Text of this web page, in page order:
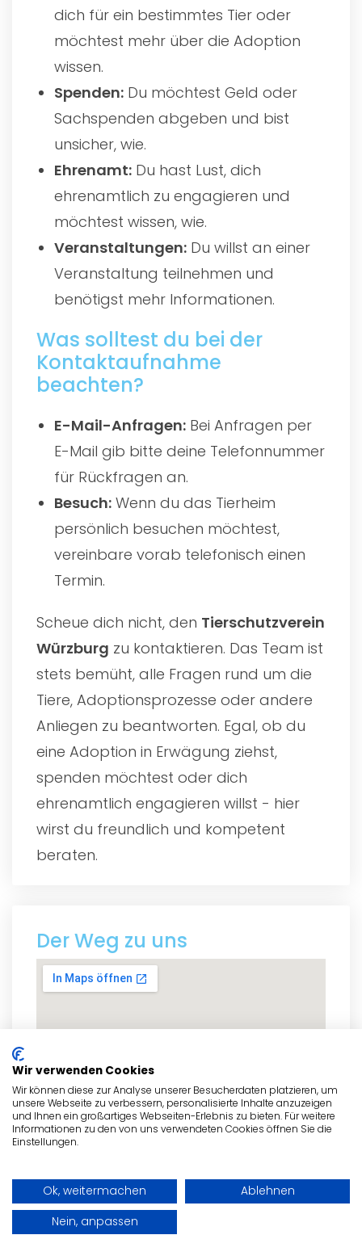
dich für ein bestimmtes Tier oder
möchtest mehr über die Adoption
wissen.
Spenden: Du möchtest Geld oder
Sachspenden abgeben und bist
unsicher, wie.
Ehrenamt: Du hast Lust, dich
ehrenamtlich zu engagieren und
möchtest wissen, wie.
Veranstaltungen: Du willst an einer
Veranstaltung teilnehmen und
benötigst mehr Informationen.
Was solltest du bei der
Kontaktaufnahme
beachten?
E-Mail-Anfragen: Bei Anfragen per
E-Mail gib bitte deine Telefonnummer
für Rückfragen an.
Besuch: Wenn du das Tierheim
persönlich besuchen möchtest,
vereinbare vorab telefonisch einen
Termin.
Scheue dich nicht, den Tierschutzverein
Würzburg zu kontaktieren. Das Team ist
stets bemüht, alle Fragen rund um die
Tiere, Adoptionsprozesse oder andere
Anliegen zu beantworten. Egal, ob du
eine Adoption in Erwägung ziehst,
spenden möchtest oder dich
ehrenamtlich engagieren willst - hier
wirst du freundlich und kompetent
beraten.
Der Weg zu uns
zum Routenplaner
Wir verwenden Cookies
Wir können diese zur Analyse unserer Besucherdaten platzieren, um
unsere Webseite zu verbessern, personalisierte Inhalte anzuzeigen
und Ihnen ein großartiges Webseiten-Erlebnis zu bieten. Für weitere
Informationen zu den von uns verwendeten Cookies öffnen Sie die
Einstellungen.
Ok, weitermachen
Ablehnen
Nein, anpassen